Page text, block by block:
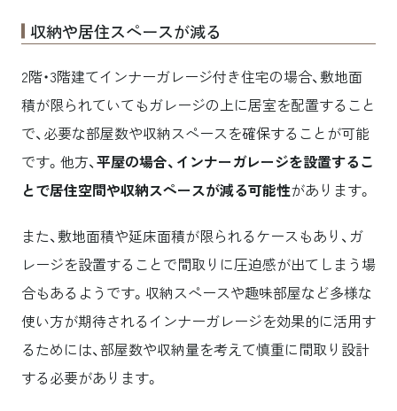
収納や居住スペースが減る
2階・3階建てインナーガレージ付き住宅の場合、敷地面
積が限られていてもガレージの上に居室を配置すること
で、必要な部屋数や収納スペースを確保することが可能
です。他方、平屋の場合、インナーガレージを設置するこ
とで居住空間や収納スペースが減る可能性があります。
また、敷地面積や延床面積が限られるケースもあり、ガ
レージを設置することで間取りに圧迫感が出てしまう場
合もあるようです。収納スペースや趣味部屋など多様な
使い方が期待されるインナーガレージを効果的に活用す
るためには、部屋数や収納量を考えて慎重に間取り設計
する必要があります。